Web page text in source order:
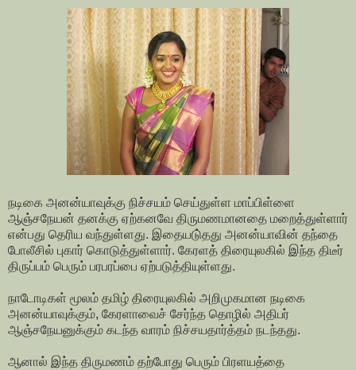
நடிகை அனன்யாவுக்கு நிச்சயம் செய்துள்ள மாப்பிள்ளை
ஆஞ்சநேயன் தனக்கு ஏற்கனவே திருமணமானதை மறைத்துள்ளார்
என்பது தெரிய வந்துள்ளது. இதையடு்தது அனன்யாவின் தந்தை
போலீசில் புகார் கொடுத்துள்ளார். கேரளத் திரையுலகில் இந்த திடீர்
திருப்பம் பெரும் பரபரப்பை ஏற்படுத்தியுள்ளது.
நாடோடிகள் மூலம் தமிழ் திரையுலகில் அறிமுகமான நடிகை
அனன்யாவுக்கும், கேரளாவைச் சேர்ந்த தொழில் அதிபர்
ஆஞ்சநேயனுக்கும் கடந்த வாரம் நிச்சயதார்த்தம் நடந்தது.
ஆனால் இந்த திருமணம் தற்போது பெரும் பிரளயத்தை